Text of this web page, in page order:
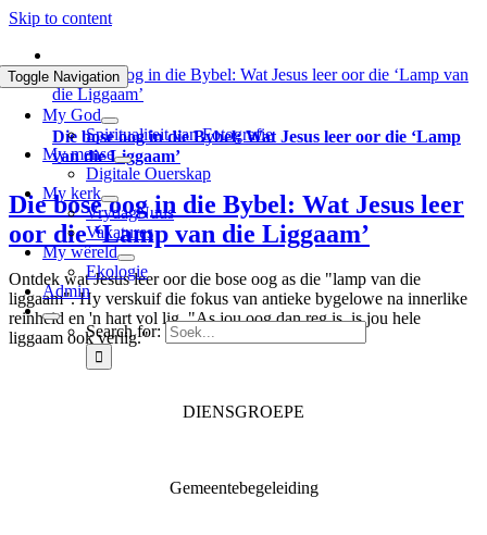
Skip to content
Toggle Navigation
My God
Spiritualiteit van Fotografie
My mense
Digitale Ouerskap
My kerk
VrydagNuus
Vakatures
My wêreld
Ekologie
Admin
Search for:
Die bose oog in die Bybel: Wat Jesus leer oor die ‘Lamp van
die Liggaam’
Die bose oog in die Bybel: Wat Jesus leer oor die ‘Lamp
van die Liggaam’
Die bose oog in die Bybel: Wat Jesus leer
oor die ‘Lamp van die Liggaam’
Ontdek wat Jesus leer oor die bose oog as die "lamp van die
liggaam". Hy verskuif die fokus van antieke bygelowe na innerlike
reinheid en 'n hart vol lig. "As jou oog dan reg is, is jou hele
liggaam ook verlig."
DIENSGROEPE
Gemeentebegeleiding